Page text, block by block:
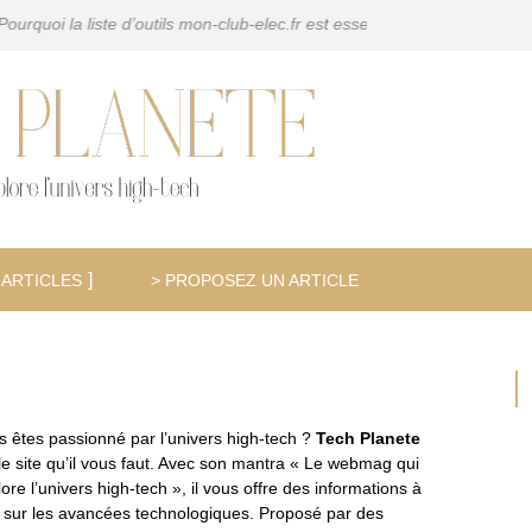
mon-club-elec.fr est essentielle pour tout bricoleur
> PROPOSEZ UN ARTICLE
êtes passionné par l’univers high-tech ? Tech Planete
site qu’il vous faut. Avec son mantra « Le webmag qui
l’univers high-tech », il vous offre des informations à
sur les avancées technologiques. Proposé par des